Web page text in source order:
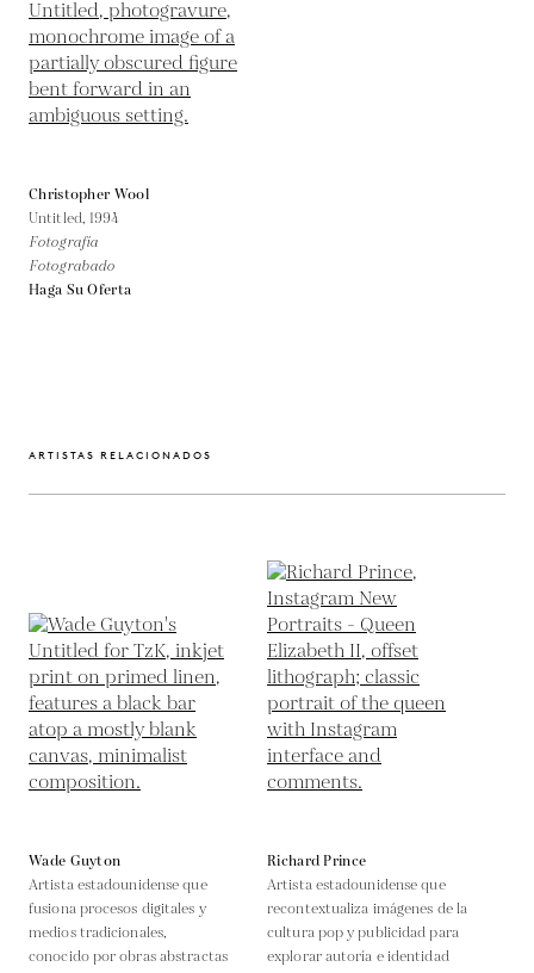
Christopher Wool
Untitled, 1994
Fotografía
Fotograbado
Haga Su Oferta
ARTISTAS RELACIONADOS
Wade Guyton
Artista estadounidense que
fusiona procesos digitales y
medios tradicionales,
conocido por obras abstractas
Richard Prince
Artista estadounidense que
recontextualiza imágenes de la
cultura pop y publicidad para
explorar autoría e identidad